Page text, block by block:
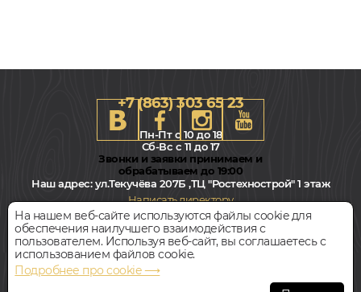
60x2000, 12мм
Фигурный
Цена за 1 метр 582руб.
БЫСТРЫЙ ЗАКАЗ КУПИТЬ
+7 (863) 303 65 23
Пн-Пт с 10 до 18
Сб-Вс с 11 до 17
Звонки и заявки принимаем и
обрабатываем до 19:00
Наш адрес:ул.Текучёва 207Б ,ТЦ "Ростехнострой" 1 этаж
Написать директору
Всегда свободная парковка
© Интернет-магазин Polvamvdom.ru 2011-2026. Все права
На нашем веб-сайте используются файлы cookie для
обеспечения наилучшего взаимодействия с
пользователем. Используя веб-сайт, вы соглашаетесь с
использованием файлов cookie.
Подробнее про cookie ⟶